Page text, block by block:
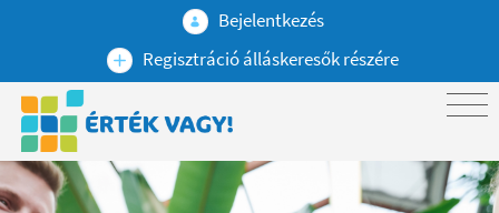
Bejelentkezés
Regisztráció álláskeresők részére